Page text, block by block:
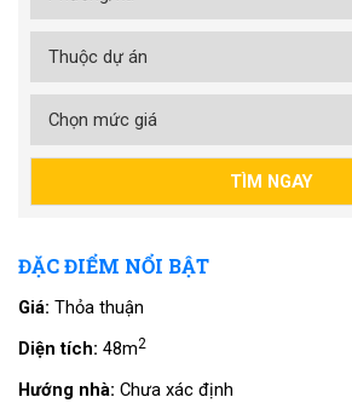
ĐẶC ĐIỂM NỔI BẬT
Giá: Thỏa thuận
Diện tích: 48m2
Hướng nhà: Chưa xác định